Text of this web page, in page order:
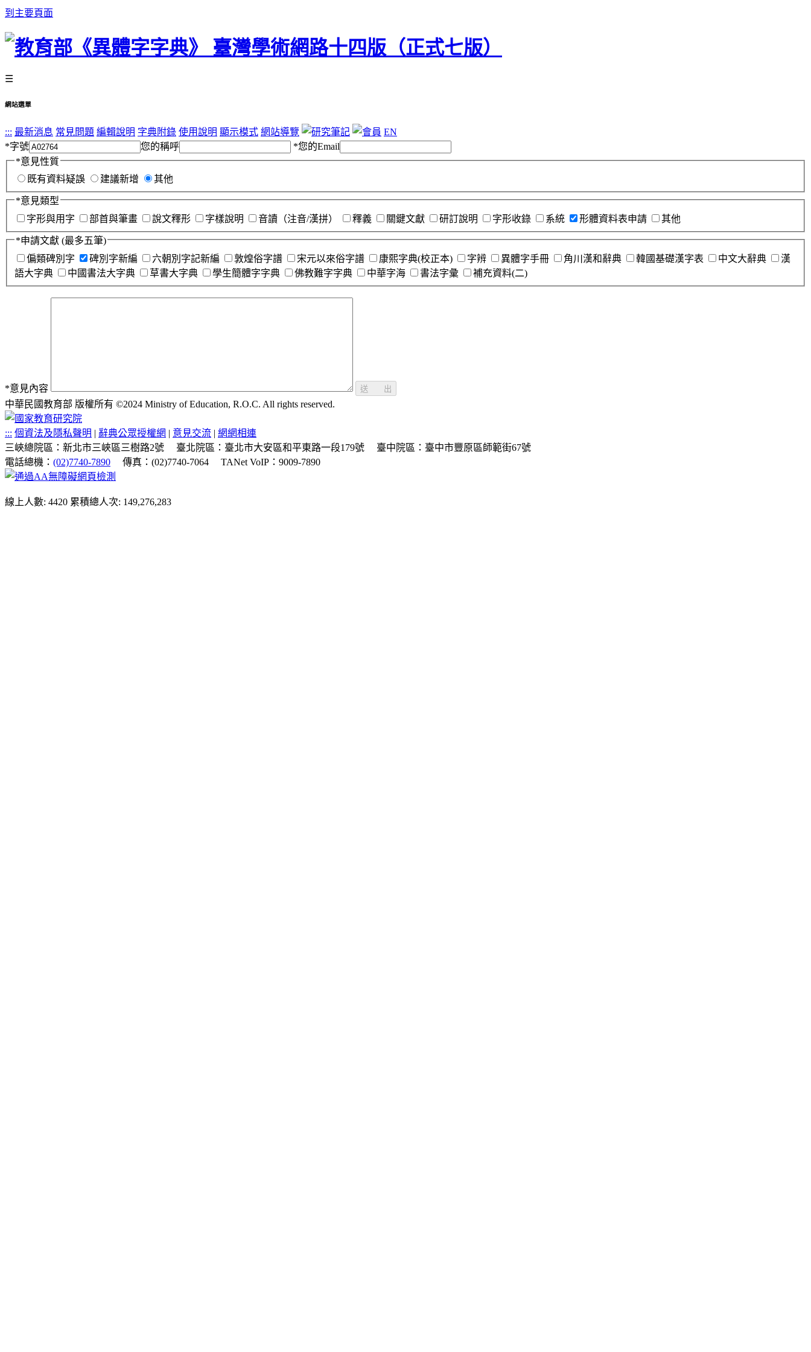
到主要頁面
☰
網站選單
::: 最新消息 常見問題 編輯說明 字典附錄 使用說明 顯示模式 網站導覽
EN
*字號 您的稱呼 *您的Email
*意見性質
既有資料疑誤
建議新增 其他
*意見類型
字形與用字
部首與筆畫 說文釋形 字樣說明 音讀（注音/漢拼） 釋義 關鍵文獻 研訂說明 字形收錄 系統 形體資料表申請 其他
*申請文獻 (最多五筆)
偏類碑別字
碑別字新編 六朝別字記新編 敦煌俗字譜 宋元以來俗字譜 康熙字典(校正本) 字辨 異體字手冊 角川漢和辭典 韓國基礎漢字表 中文大辭典
漢
語大字典
中國書法大字典 草書大字典 學生簡體字字典 佛教難字字典 中華字海 書法字彙 補充資料(二)
*意見內容 送 出
中華民國教育部 版權所有 ©2024 Ministry of Education, R.O.C. All rights reserved.
::: 個資法及隱私聲明 | 辭典公眾授權網 | 意見交流 | 網網相連
三峽總院區：新北市三峽區三樹路2號
臺北院區：臺北市大安區和平東路一段179號
臺中院區：臺中市豐原區師範街67號
電話總機： (02)7740-7890 傳真：(02)7740-7064 TANet VoIP：9009-7890
線上人數: 4420 累積總人次: 149,276,283